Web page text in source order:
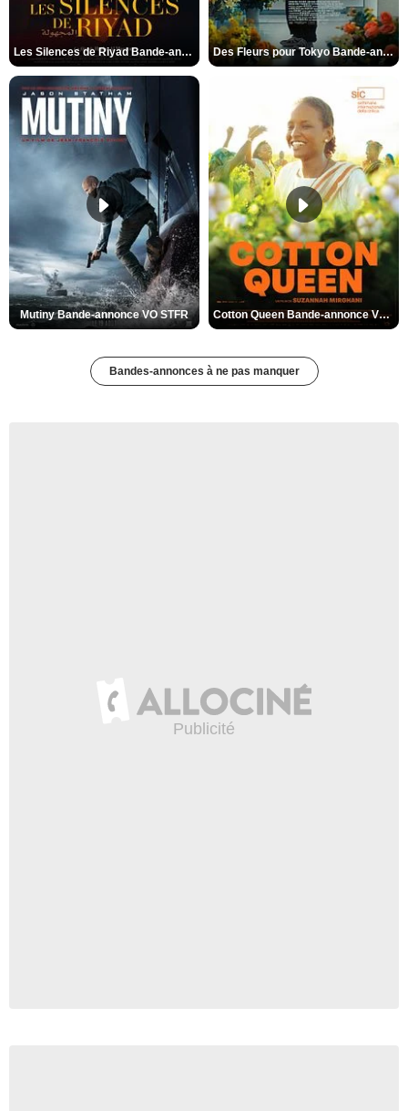
Les Silences de Riyad Bande-annonce VO STFR Des Fleurs pour Tokyo Bande-annonce VO STFR
Mutiny Bande-annonce VO STFR Cotton Queen Bande-annonce VO STFR
Bandes-annonces à ne pas manquer